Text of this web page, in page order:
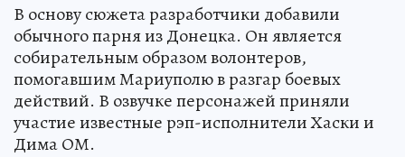
В основу сюжета разработчики добавили
обычного парня из Донецка. Он является
собирательным образом волонтеров,
помогавшим Мариуполю в разгар боевых
действий. В озвучке персонажей приняли
участие известные рэп-исполнители Хаски и
Дима ОМ.